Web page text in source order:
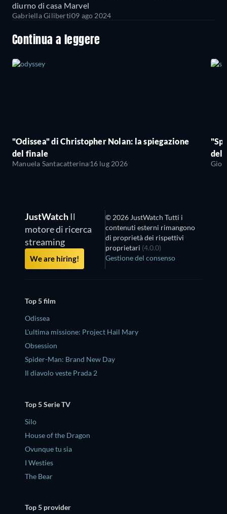
diurno di casa Marvel
Gabriella Giliberti09 ago 2024
Continua a leggere
"Odissea" di Christopher Nolan: la spiegazione
del finale
Manuela Santacatterina16 lug 2026
del
JustWatch Il
motore di ricerca
streaming
We are hiring!
© 2026 JustWatch Tutti i
contenuti esterni rimangono
di proprietà dei rispettivi
proprietari (4.0.0)
Gestione del consenso
Top 5 film
Odissea
L'ultima missione: Project Hail Mary
Obsession
Spider-Man: Brand New Day
Il diavolo veste Prada 2
Top 5 Serie TV
Silo
House of the Dragon
Ovunque tu sia
I Westies
The Bear
Top 5 provider